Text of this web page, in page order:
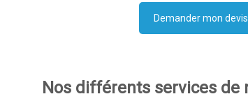
Demander mon
Nos différents services de